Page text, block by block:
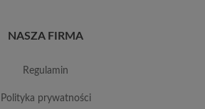
NASZA FIRMA
regulamin
polityka prywatności